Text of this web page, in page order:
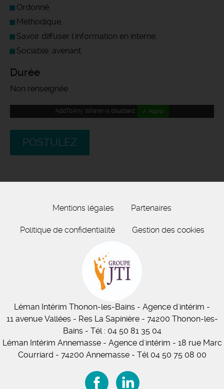
Ordonné,
Méthodique,
Savoir diffuser l'information en interne,
Sociable, avenant.
Durée
Non renseignée
AddToAny (share) is disabled. ✓ Allow
POSTULEZ
Mentions légales Partenaires
Politique de confidentialité Gestion des cookies
Léman Intérim Thonon-les-Bains - Agence d'intérim -
11avenue Vallées- Res La Sapinière - 74200 Thonon-les-
Bains - Tél : 04 50 81 35 04
Léman Intérim Annemasse - Agence d'intérim - 18 rue Marc
Courriard - 74200 Annemasse - Tél 04 50 75 08 00